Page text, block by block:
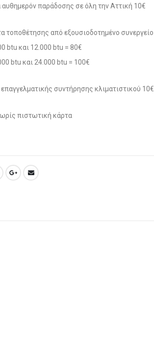
παράδοσης σε όλη την Αττική 10€
τοποθέτησης από εξουσιοδοτημένο συνεργείο
btu και 12.000 btu = 80€
btu και 24.000 btu = 100€
συντήρησης κλιματιστικού 10€
πιστωτική κάρτα